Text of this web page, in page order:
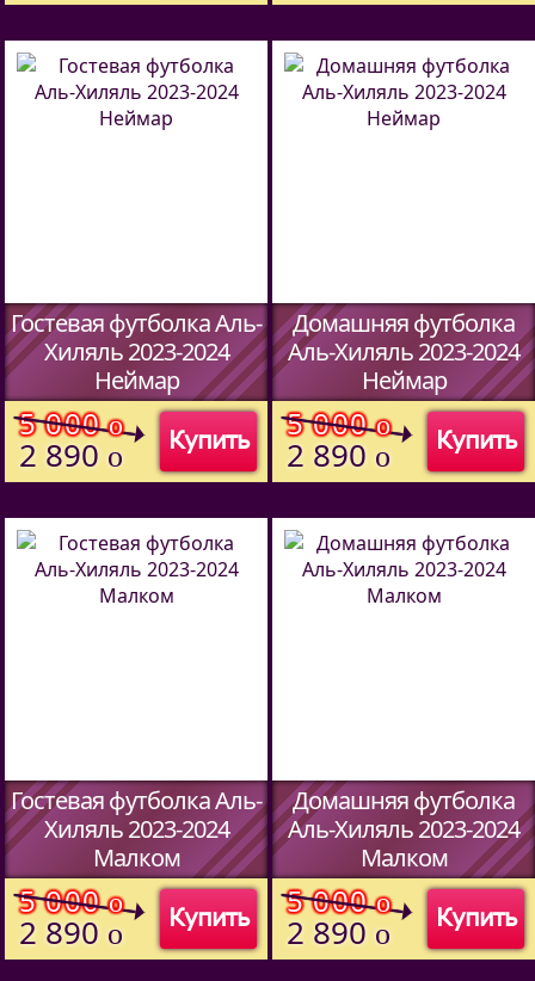
Гостевая футболка Аль-
Хиляль 2023-2024
Неймар
(Код:5913709
Купить
5 000o
2 890 o
Домашняя футболка
Аль-Хиляль 2023-2024
Неймар
(Код:5913709
Купить
5 000o
2 890 o
Гостевая футболка Аль-
Хиляль 2023-2024
Малком
(Код:5913709
Купить
5 000o
2 890 o
Домашняя футболка
Аль-Хиляль 2023-2024
Малком
(Код:5913709
Купить
5 000o
2 890 o